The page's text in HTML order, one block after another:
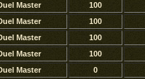
Master 100
Master 100
Master 100
Master 100
Master 0